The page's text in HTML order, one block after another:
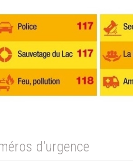
d'urgence